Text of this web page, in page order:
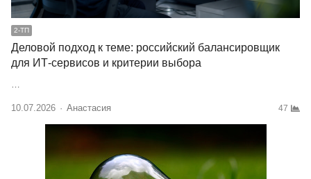
2-ТП
Деловой подход к теме: российский балансировщик
для ИТ-сервисов и критерии выбора
…
10.07.2026 Author
Анастасия 47